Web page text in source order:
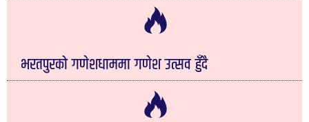
भरतपुरको गणेशधाममा गणेश उत्सव हुँदै